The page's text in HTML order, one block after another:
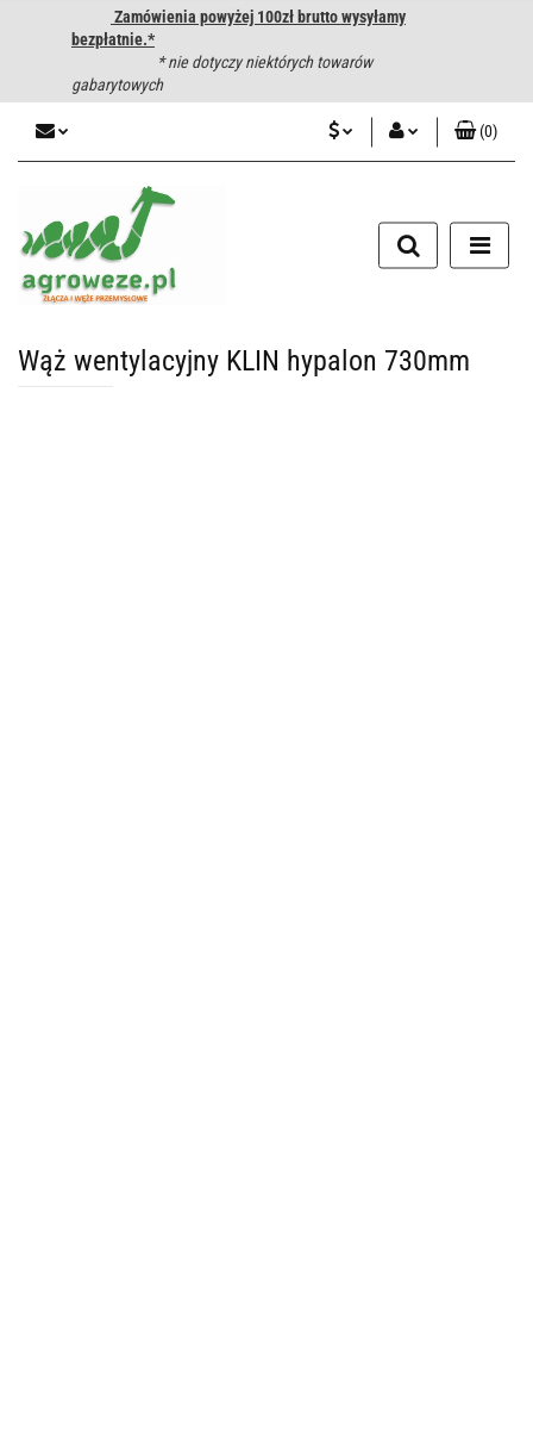
Zamówienia powyżej 100zł brutto wysyłamy
bezpłatnie.*
* nie dotyczy niektórych towarów
gabarytowych
Zarejestruj się
Dodaj zgłoszenie
(0)
Wąż wentylacyjny KLIN hypalon 730mm